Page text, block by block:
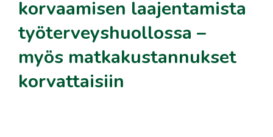
korvaamisen laajentamista
työterveyshuollossa –
myös matkakustannukset
korvattaisiin